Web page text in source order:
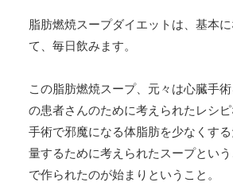
脂肪燃焼スープダイエットは、基本
て、毎日飲みます。
この脂肪燃焼スープ、元々は心臓手
の患者さんのために考えられたレシピ
手術で邪魔になる体脂肪を少なくす
量するために考えられたスープとい
で作られたのが始まりということ。